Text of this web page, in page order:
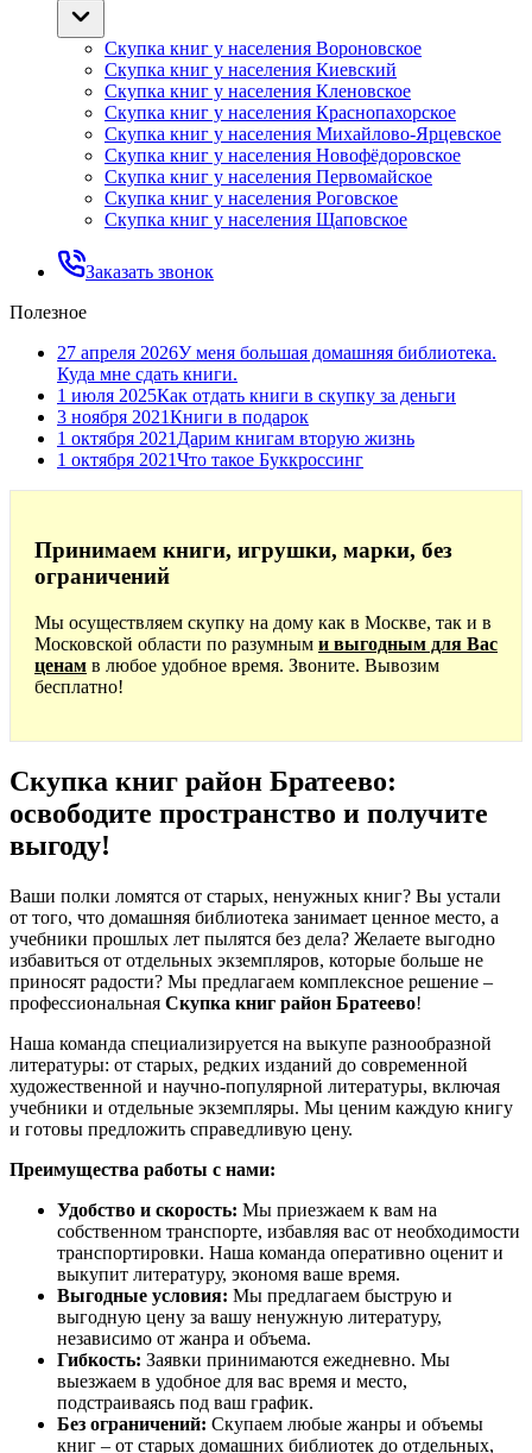
Скупка книг у населения Вороновское
Скупка книг у населения Киевский
Скупка книг у населения Кленовское
Скупка книг у населения Краснопахорское
Скупка книг у населения Михайлово-Ярцевское
Скупка книг у населения Новофёдоровское
Скупка книг у населения Первомайское
Скупка книг у населения Роговское
Скупка книг у населения Щаповское
Заказать звонок
Полезное
27 апреля 2026У меня большая домашняя библиотека.
Куда мне сдать книги.
1 июля 2025Как отдать книги в скупку за деньги
3 ноября 2021Книги в подарок
1 октября 2021 Дарим книгам вторую жизнь
1 октября 2021Что такое Буккроссинг
Принимаем книги, игрушки, марки, без
ограничений
Мы осуществляем скупку на дому как в Москве, так и в
Московской области по разумным и выгодным для Вас
ценам в любое удобное время. Звоните. Вывозим
бесплатно!
Скупка книг район Братеево:
освободите пространство и получите
выгоду!
Ваши полки ломятся от старых, ненужных книг? Вы устали
от того, что домашняя библиотека занимает ценное место, а
учебники прошлых лет пылятся без дела? Желаете выгодно
избавиться от отдельных экземпляров, которые больше не
приносят радости? Мы предлагаем комплексное решение –
профессиональная Скупка книг район Братеево!
Наша команда специализируется на выкупе разнообразной
литературы: от старых, редких изданий до современной
художественной и научно-популярной литературы, включая
учебники и отдельные экземпляры. Мы ценим каждую книгу
и готовы предложить справедливую цену.
Преимущества работы с нами:
Удобство и скорость: Мы приезжаем к вам на
собственном транспорте, избавляя вас от необходимости
транспортировки. Наша команда оперативно оценит и
выкупит литературу, экономя ваше время.
Выгодные условия: Мы предлагаем быструю и
выгодную цену за вашу ненужную литературу,
независимо от жанра и объема.
Гибкость: Заявки принимаются ежедневно. Мы
выезжаем в удобное для вас время и место,
подстраиваясь под ваш график.
Без ограничений: Скупаем любые жанры и объемы
книг – от старых домашних библиотек до отдельных,